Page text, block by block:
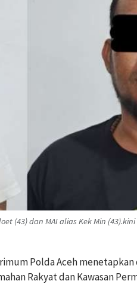
(43) dan MAI alias Kek Min
Polda Aceh
Rakyat dan Kawasan